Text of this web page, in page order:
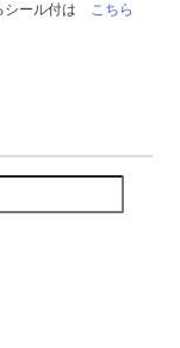
シール付は こちら